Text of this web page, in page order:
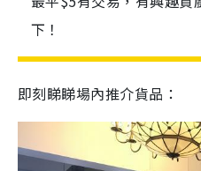
下！
即刻睇睇場內推介貨品：